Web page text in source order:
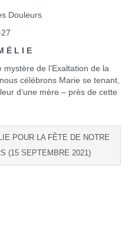
Douleurs
É L I E
de l’Exaltation de la
célébrons Marie se tenant,
d’une mère – près de cette
POUR LA FÊTE DE NOTRE
(15 SEPTEMBRE 2021)